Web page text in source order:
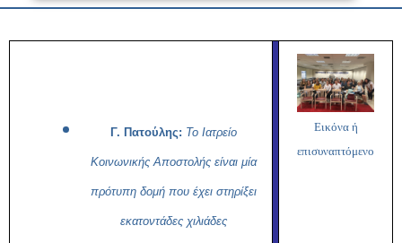
Γ. Πατούλης: Το Ιατρείο
Κοινωνικής Αποστολής είναι μία
πρότυπη δομή που έχει στηρίξει
εκατοντάδες χιλιάδες
Εικόνα ή
επισυναπτόμενο